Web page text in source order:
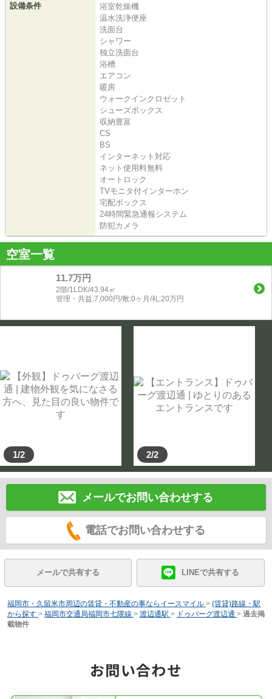
設備条件
浴室乾燥機
温水洗浄便座
洗面台
シャワー
独立洗面台
浴槽
エアコン
暖房
ウォークインクロゼット
シューズボックス
収納豊富
CS
BS
インターネット対応
ネット使用料無料
オートロック
TVモニタ付インターホン
宅配ボックス
24時間緊急通報システム
防犯カメラ
空室一覧
11.7万円
2階/1LDK/43.94㎡
管理・共益:7,000円/敷:0ヶ月/礼:20万円
1/2 2/2
メールでお問い合わせする
電話でお問い合わせする
メールで共有する LINEで共有する
福岡市・久留米市周辺の賃貸・不動産の事ならイースマイル > (賃貸)路線・駅
から探す > 福岡市交通局福岡市七隈線 > 渡辺通駅 > ドゥバーグ渡辺通 > 過去掲
載物件
お問い合わせ